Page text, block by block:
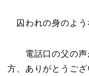
囚われの身のよう
電話口の父の声
方、ありがとうご